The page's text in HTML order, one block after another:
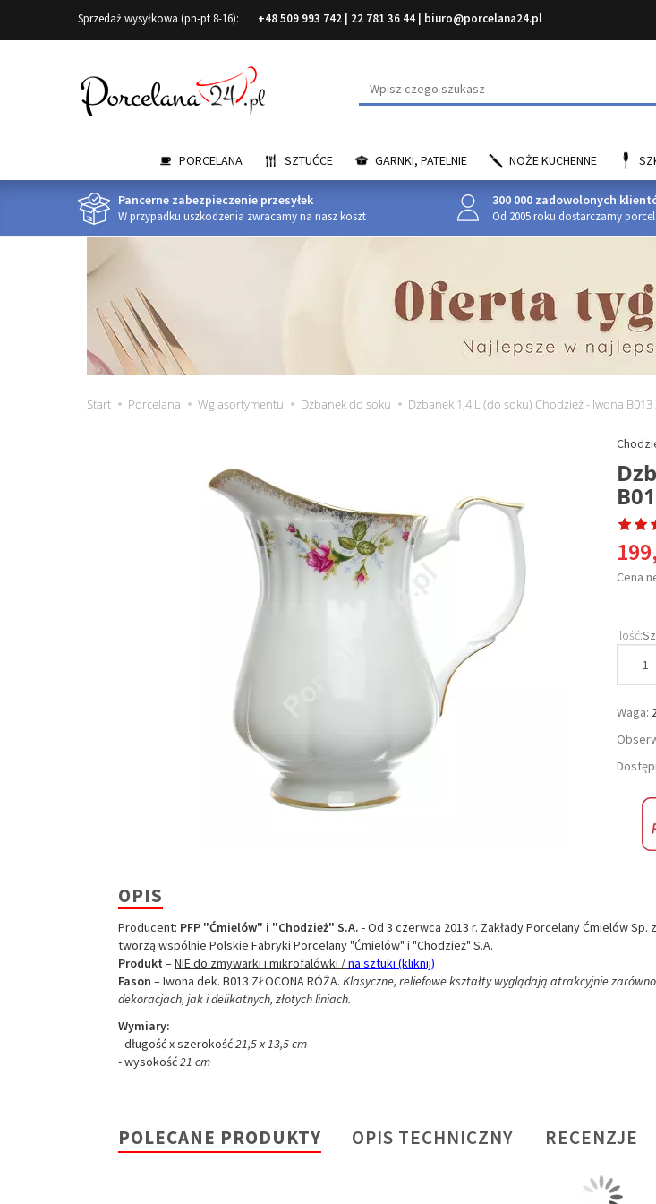
Sprzedaż wysyłkowa (pn-pt 8-16): +48 509 993 742 22 781 36 44 biuro@porcelana24.pl
Wyszukaj
PORCELANA SZTUĆCE GARNKI, PATELNIE NOŻE KUCHENNE
Pancerne zabezpieczenie przesyłek
W przypadku uszkodzenia zwracamy na nasz koszt
300 000 zadowolonych
Od 2005 roku dostarczamy
Start Porcelana Wg asortymentu Dzbanek do soku Dzbanek 1,4 L (do soku) Chodzież - Iwona B013
Cena
Ilość:
Waga:
OPIS
Producent: PFP "Ćmielów" i "Chodzież" S.A. - Od 3 czerwca 2013 r. Zakłady Porcelany Ćmielów Sp.
tworzą wspólnie Polskie Fabryki Porcelany "Ćmielów" i "Chodzież" S.A.
Produkt –NIEdo zmywarki i mikrofalówki /na sztuki (kliknij)
Fason – Iwona dek. B013 ZŁOCONA RÓŻA. Klasyczne, reliefowe kształty wyglądają atrakcyjnie
dekoracjach, jak i delikatnych, złotych liniach.
Wymiary:
- długość x szerokość21,5 x 13,5 cm
- wysokość21 cm
POLECANE PRODUKTY OPIS TECHNICZNY RECENZJE